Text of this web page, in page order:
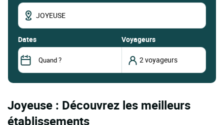
dates Voyageurs
Joyeuse : Découvrez les meilleurs
établissements